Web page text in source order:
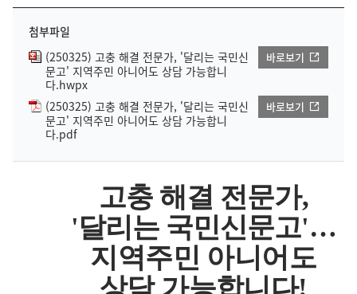
첨부파일
(250325) 고충 해결 전문가, '달리는 국민신
문고' 지역주민 아니어도 상담 가능합니
다.hwpx
바로보기
(250325) 고충 해결 전문가, '달리는 국민신
문고' 지역주민 아니어도 상담 가능합니
다.pdf
바로보기
고충 해결 전문가,
'달리는 국민신문고'…
지역주민 아니어도